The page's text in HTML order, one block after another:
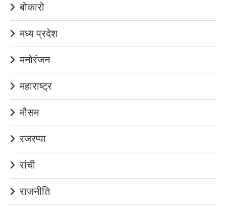
बोकारो
मध्य प्रदेश
मनोरंजन
महाराष्ट्र
मौसम
रजरप्पा
रांची
राजनीति